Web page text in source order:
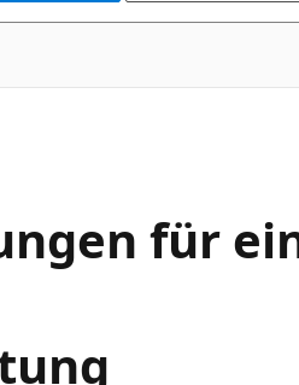
für